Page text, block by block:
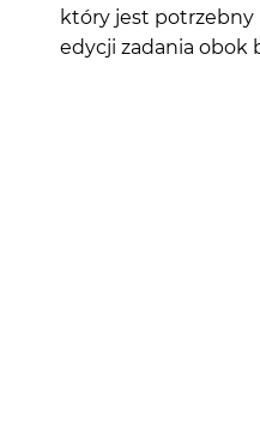
który jest potrzebny
edycji zadania obok